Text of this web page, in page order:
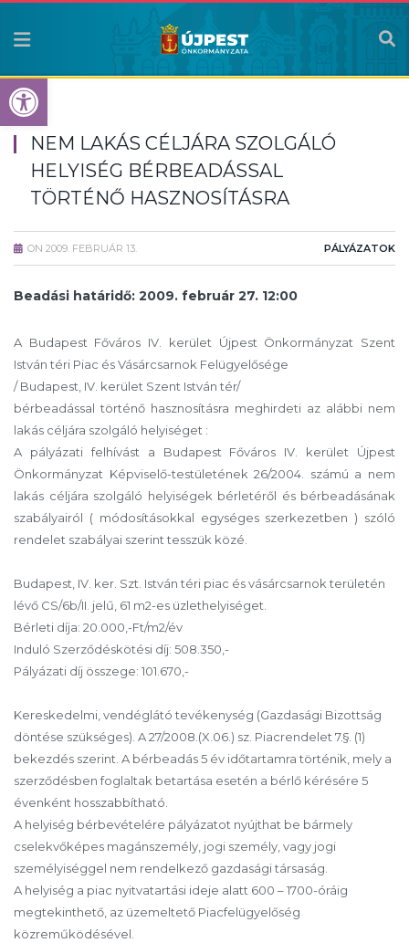
Eszköztár megnyitása
NEM LAKÁS CÉLJÁRA SZOLGÁLÓ
HELYISÉG BÉRBEADÁSSAL
TÖRTÉNŐ HASZNOSÍTÁSRA
ON 2009. FEBRUÁR 13. PÁLYÁZATOK
Beadási határidő: 2009. február 27. 12:00
A Budapest Főváros IV. kerület Újpest Önkormányzat Szent
István téri Piac és Vásárcsarnok Felügyelősége
/ Budapest, IV. kerület Szent István tér/
bérbeadással történő hasznosításra meghirdeti az alábbi nem
lakás céljára szolgáló helyiséget :
A pályázati felhívást a Budapest Főváros IV. kerület Újpest
Önkormányzat Képviselő-testületének 26/2004. számú a nem
lakás céljára szolgáló helyiségek bérletéről és bérbeadásának
szabályairól ( módosításokkal egységes szerkezetben ) szóló
rendelet szabályai szerint tesszük közé.
Budapest, IV. ker. Szt. István téri piac és vásárcsarnok területén
lévő CS/6b/II. jelű, 61 m2-es üzlethelyiséget.
Bérleti díja: 20.000,-Ft/m2/év
Induló Szerződéskötési díj: 508.350,-
Pályázati díj összege: 101.670,-
Kereskedelmi, vendéglátó tevékenység (Gazdasági Bizottság
döntése szükséges). A 27/2008.(X.06.) sz. Piacrendelet 7.§. (1)
bekezdés szerint. A bérbeadás 5 év időtartamra történik, mely a
szerződésben foglaltak betartása esetén a bérlő kérésére 5
évenként hosszabbítható.
A helyiség bérbevételére pályázatot nyújthat be bármely
cselekvőképes magánszemély, jogi személy, vagy jogi
személyiséggel nem rendelkező gazdasági társaság.
A helyiség a piac nyitvatartási ideje alatt 600 – 1700-óráig
megtekinthető, az üzemeltető Piacfelügyelőség
közreműködésével.